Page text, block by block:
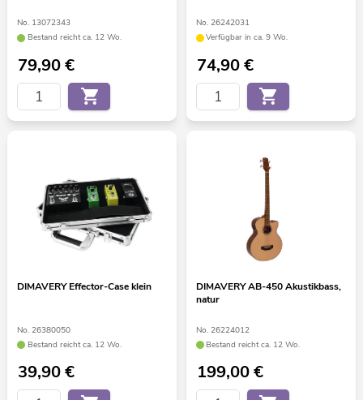
No. 13072343
Bestand reicht ca. 12 Wo.
79,90€
No. 26242031
Verfügbar in ca. 9 Wo.
74,90€
DIMAVERY Effector-Case klein
No. 26380050
Bestand reicht ca. 12 Wo.
39,90€
DIMAVERY AB-450 Akustikbass,
natur
No. 26224012
Bestand reicht ca. 12 Wo.
199,00€